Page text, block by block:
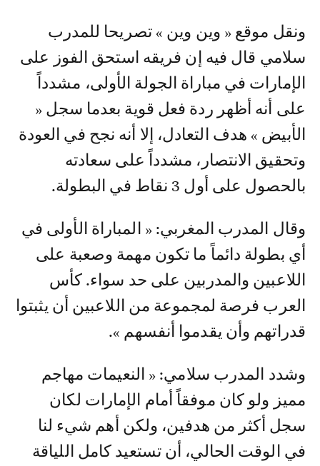
ونقل موقع « وين وين » تصريحا للمدرب
سلامي قال فيه إن فريقه استحق الفوز على
الإمارات في مباراة الجولة الأولى، مشدداً
على أنه أظهر ردة فعل قوية بعدما سجل «
الأبيض » هدف التعادل، إلا أنه نجح في العودة
وتحقيق الانتصار، مشدداً على سعادته
بالحصول على أول 3 نقاط في البطولة.
وقال المدرب المغربي: « المباراة الأولى في
أي بطولة دائماً ما تكون مهمة وصعبة على
اللاعبين والمدربين على حد سواء. كأس
العرب فرصة لمجموعة من اللاعبين أن يثبتوا
قدراتهم وأن يقدموا أنفسهم ».
وشدد المدرب سلامي: « النعيمات مهاجم
مميز ولو كان موفقاً أمام الإمارات لكان
سجل أكثر من هدفين، ولكن أهم شيء لنا
في الوقت الحالي، أن تستعيد كامل اللياقة